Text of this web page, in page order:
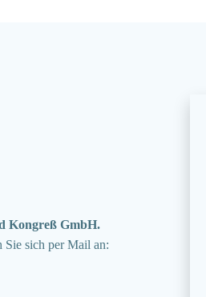
Kongreß GmbH.
Sie sich per Mail an: